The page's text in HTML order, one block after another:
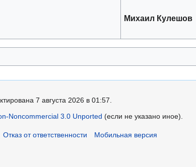
Михаил Кулешов
7 августа 2026 в 01:57.
Noncommercial 3.0 Unported (если не указано иное).
Отказ от ответственности Мобильная версия